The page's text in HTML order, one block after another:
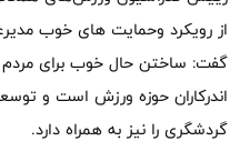
از رویکرد وحمایت های خوب
گفت: ساختن حال خوب برای
اندرکاران حوزه ورزش است و
گردشگری را نیز به همراه دارد.